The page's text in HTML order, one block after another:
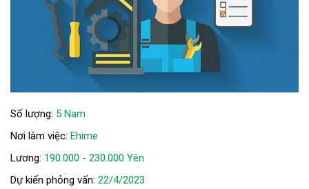
Số lượng: 5 Nam
Nơi làm việc: Ehime
Lương: 190.000 - 230.000 Yên
Dự kiến phỏng vấn: 22/4/2023